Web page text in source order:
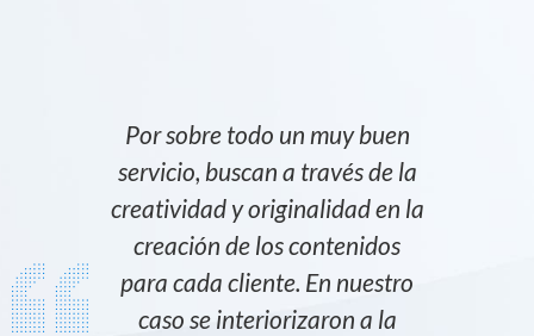
Por sobre todo un muy buen
servicio, buscan a través de la
creatividad y originalidad en la
creación de los contenidos
para cada cliente. En nuestro
caso se interiorizaron a la